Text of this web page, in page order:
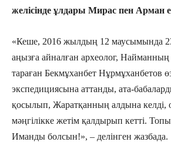
желісінде ұлдары Мирас пен Арман
«Кеше, 2016 жылдың 12 маусымында
аңызға айналған археолог,
тараған Бекмұханбет Нұрмұханбетов
экспедициясына аттанды, ата-
қосылып, Жаратқанның алдына келді,
мәңгілікке жетім қалдырып кетті.
Иманды болсын!», – делінген жазбада.